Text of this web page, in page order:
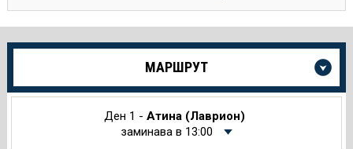
Още
за
МАРШРУТ
Ден 1 -Атина (Лаврион)
заминава в 13:00